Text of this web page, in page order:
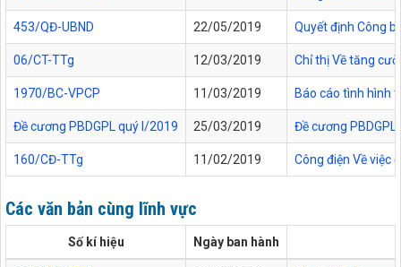
453/QĐ-UBND 22/05/2019 Quyết định Công
06/CT-TTg 12/03/2019 Chỉ thị Về tăng
1970/BC-VPCP 11/03/2019 Báo cáo tình hình
Đề cương PBDGPL quý I/2019 25/03/2019 Đề cương
160/CĐ-TTg 11/02/2019 Công điện Về việc
Các văn bản cùng lĩnh vực
Số kí hiệu Ngày ban hành